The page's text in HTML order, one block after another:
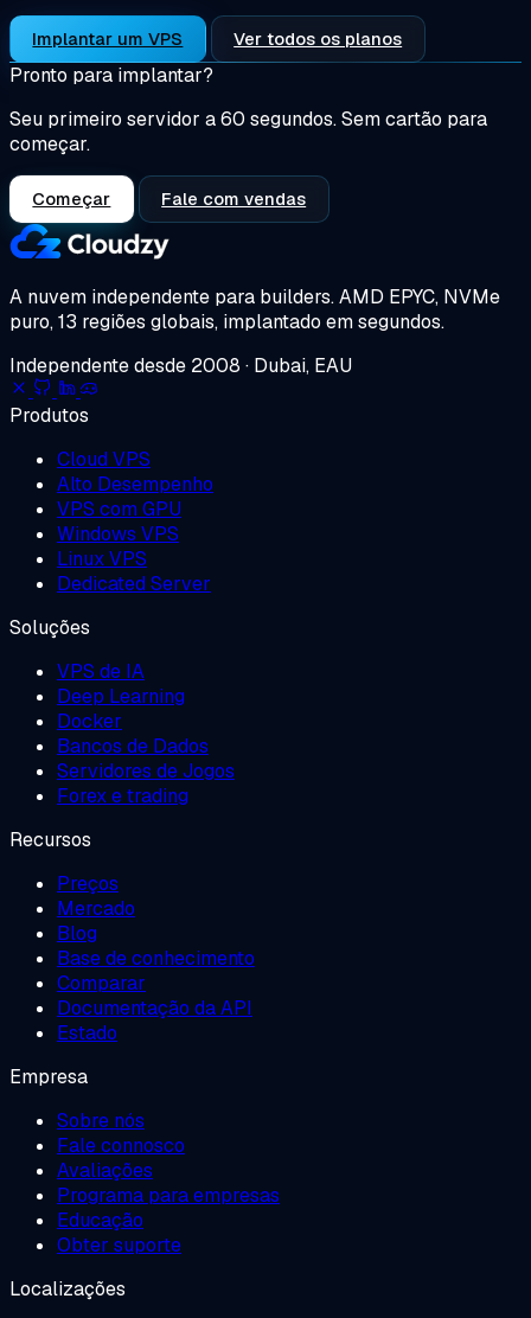
Implantar um VPS Ver todos os planos
Pronto para implantar?
Seu primeiro servidor a 60 segundos. Sem cartão para
começar.
Começar Fale com vendas
A nuvem independente para builders.AMD EPYC, NVMe
puro, 13 regiões globais, implantado em segundos.
Independente desde 2008 · Dubai, EAU
Produtos
Cloud VPS
Alto Desempenho
VPS com GPU
Windows VPS
Linux VPS
Dedicated Server
Soluções
VPS de IA
Deep Learning
Docker
Bancos de Dados
Servidores de Jogos
Forex e trading
Recursos
Preços
Mercado
Blog
Base de conhecimento
Comparar
Documentação da API
Estado
Empresa
Sobre nós
Fale connosco
Avaliações
Programa para empresas
Educação
Obter suporte
Localizações